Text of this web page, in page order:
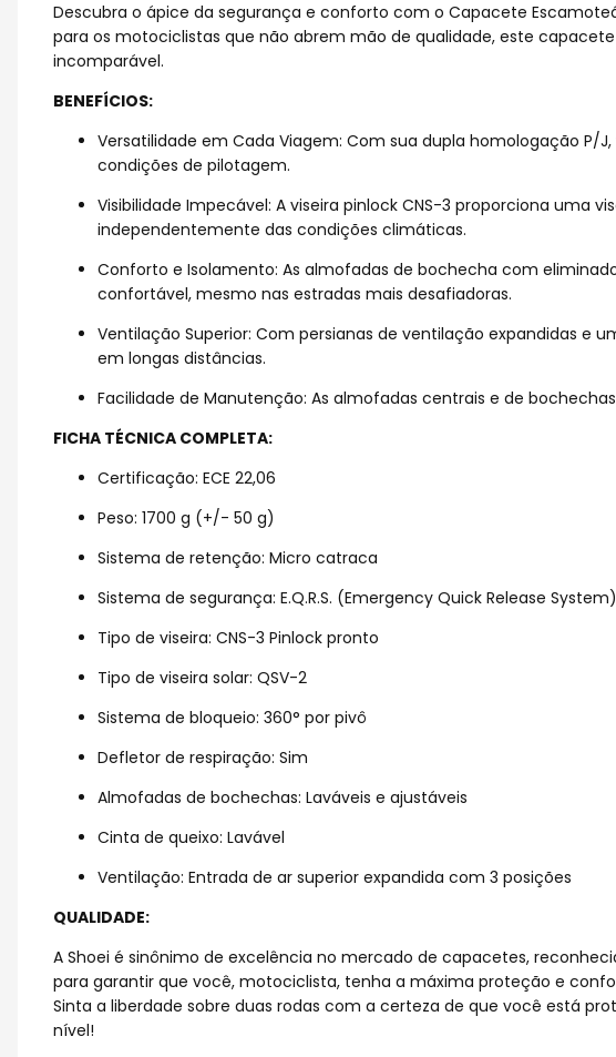
Descubra o ápice da segurança e conforto com o Capacete
para os motociclistas que não abrem mão de qualidade, este
incomparável.
BENEFÍCIOS:
Versatilidade em Cada Viagem: Com sua dupla homologação
condições de pilotagem.
Visibilidade Impecável: A viseira pinlock CNS-3 proporciona uma
independentemente das condições climáticas.
Conforto e Isolamento: As almofadas de bochecha com
confortável, mesmo nas estradas mais desafiadoras.
Ventilação Superior: Com persianas de ventilação expandidas e
em longas distâncias.
Facilidade de Manutenção: As almofadas centrais e de
FICHA TÉCNICA COMPLETA:
Certificação: ECE 22,06
Peso: 1700 g (+/- 50 g)
Sistema de retenção: Micro catraca
Sistema de segurança: E.Q.R.S. (Emergency Quick Release System)
Tipo de viseira: CNS-3 Pinlock pronto
Tipo de viseira solar: QSV-2
Sistema de bloqueio: 360° por pivô
Defletor de respiração: Sim
Almofadas de bochechas: Laváveis e ajustáveis
Cinta de queixo: Lavável
Ventilação: Entrada de ar superior expandida com 3 posições
QUALIDADE:
A Shoei é sinônimo de excelência no mercado de capacetes,
para garantir que você, motociclista, tenha a máxima proteção e
Sinta a liberdade sobre duas rodas com a certeza de que você está
nível!